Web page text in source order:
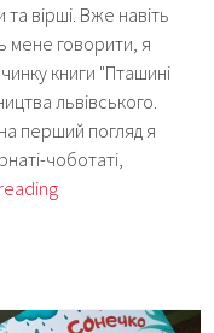
вірші. Вже навіть
мене говорити, я
книги "Пташині
львівського.
перший погляд я
чоботаті,
Картонка